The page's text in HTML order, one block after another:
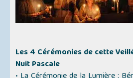
Les 4 Cérémonies de cette
Nuit Pascale